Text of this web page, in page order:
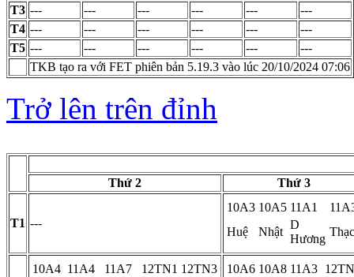
T3 --- --- --- --- ---
---
T4 --- --- --- --- ---
---
T5 --- --- --- --- ---
---
TKB tạo ra với FET phiên bản 5.19.3 vào lúc 20/10/2024 07:06
Trở lên trên đỉnh
Thứ 2 Thứ 3
T1 ---
10A3 10A5 11A1
Huệ
Nhật
D
Hương
10A4 11A4 11A7 12TN1 12TN3
10A6 10A8 11A3